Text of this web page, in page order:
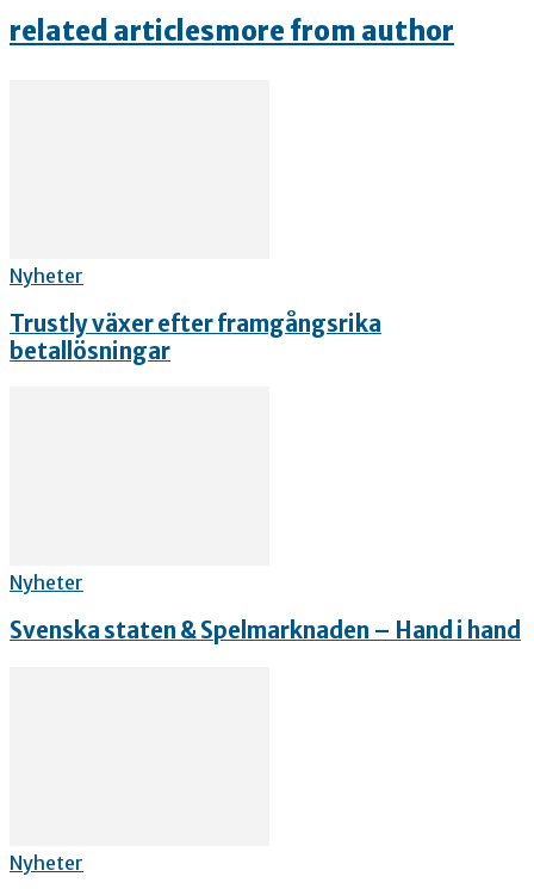
related articlesmore from author
Nyheter
Trustly växer efter framgångsrika
betallösningar
Nyheter
Svenska staten & Spelmarknaden – Hand i hand
Nyheter